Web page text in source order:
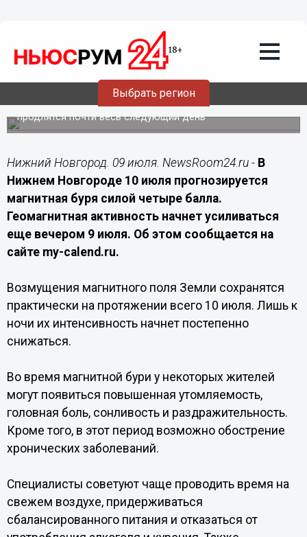
Выбрать регион
09.07.202610:20
Магнитная буря мощностью четыре
балла накроет Нижний Новгород
Геомагнитные возмущения начнутся вечером 9 июля и
продлятся почти весь следующий день
Нижний Новгород. 09 июля. NewsRoom24.ru - В
Нижнем Новгороде 10 июля прогнозируется
магнитная буря силой четыре балла.
Геомагнитная активность начнет усиливаться
еще вечером 9 июля. Об этом сообщается на
сайте my-calend.ru.
Возмущения магнитного поля Земли сохранятся
практически на протяжении всего 10 июля. Лишь к
ночи их интенсивность начнет постепенно
снижаться.
Во время магнитной бури у некоторых жителей
могут появиться повышенная утомляемость,
головная боль, сонливость и раздражительность.
Кроме того, в этот период возможно обострение
хронических заболеваний.
Специалисты советуют чаще проводить время на
свежем воздухе, придерживаться
сбалансированного питания и отказаться от